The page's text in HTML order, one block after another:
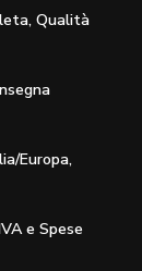
Qualità
Europa,
e Spese